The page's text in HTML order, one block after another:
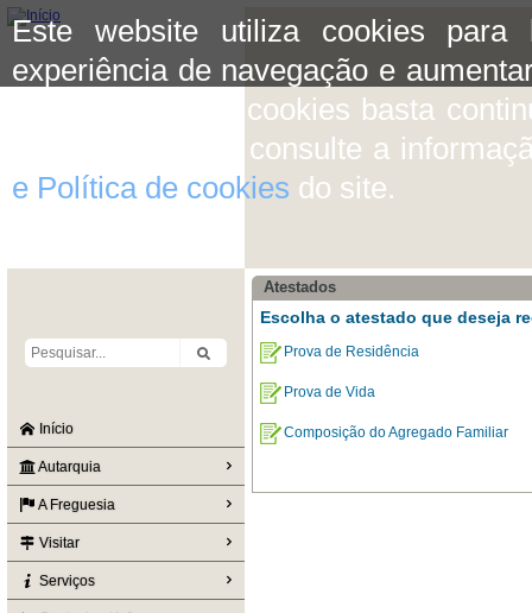
Este website utiliza cookies para
experiência de navegação e
aceitar o uso de cookies basta
mais informação consulte a
e Política de cookies do site.
Início
Autarquia
A Freguesia
Visitar
Serviços
Atestados
Escolha o atestado que deseja
Prova de Residência
Prova de Vida
Composição do Agregado Familiar